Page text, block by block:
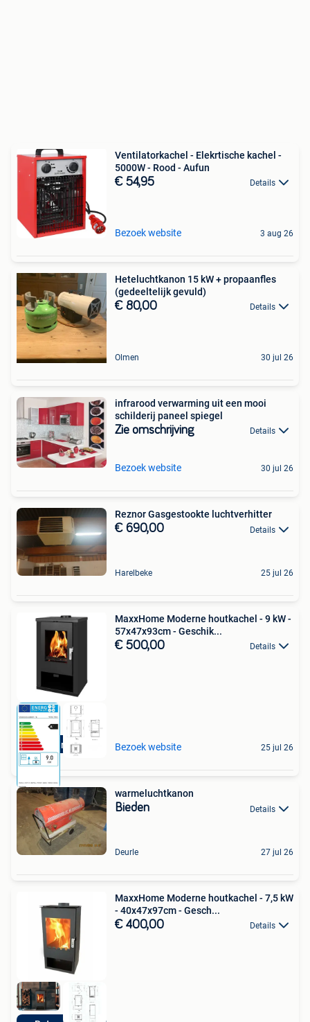
Ventilatorkachel - Elekrtische kachel -
5000W - Rood - Aufun
€ 54,95 Details
Bezoek website 3 aug 26
Heteluchtkanon 15 kW + propaanfles
(gedeeltelijk gevuld)
€ 80,00 Details
Olmen 30 jul 26
infrarood verwarming uit een mooi
schilderij paneel spiegel
Zie omschrijving Details
Bezoek website 30 jul 26
Reznor Gasgestookte luchtverhitter
€ 690,00 Details
Harelbeke 25 jul 26
Retourdeals
MaxxHome Moderne houtkachel - 9 kW -
57x47x93cm - Geschik...
€ 500,00 Details
Bezoek website 25 jul 26
warmeluchtkanon
Bieden Details
Deurle 27 jul 26
MaxxHome Moderne houtkachel - 7,5 kW
- 40x47x97cm - Gesch...
€ 400,00 Details